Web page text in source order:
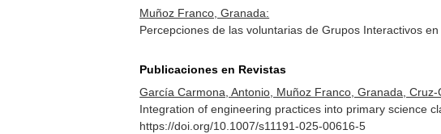
Muñoz Franco, Granada:
Percepciones de las voluntarias de Grupos Interactivos en
Publicaciones en Revistas
García Carmona, Antonio, Muñoz Franco, Granada, Cruz-
Integration of engineering practices into primary science
https://doi.org/10.1007/s11191-025-00616-5